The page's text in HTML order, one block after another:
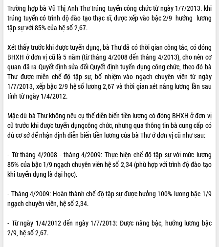
Trường hợp bà Vũ Thị Anh Thư trúng tuyển công chức từ ngày 1/7/2013. khi
trúng tuyển có trình độ đào tạo thạc sĩ, được xếp vào bậc 2/9 hưởng lương
tập sự với 85% của hệ số 2,67.
Xét thấy trước khi được tuyển dụng, bà Thư đã có thời gian công tác, có đóng
BHXH ở đơn vị cũ là 5 năm (từ tháng 4/2008 đến tháng 4/2013), cho nên cơ
quan đã ra Quyết định sửa đổi Quyết định tuyển dụng công chức, theo đó bà
Thư được miễn chế độ tập sự, bổ nhiệm vào ngạch chuyên viên từ ngày
1/7/2013, xếp bậc 2/9 hệ số lương 2,67 và thời gian xét nâng lương lần sau
tính từ ngày 1/4/2012.
Mặc dù bà Thư không nêu cụ thể diễn biến tiền lương có đóng BHXH ở đơn vị
cũ trước khi được tuyển dụngcông chức, nhưng qua thông tin bà cung cấp có
đủ cơ sở để nhận định diễn biến tiền lương của bà Thư ở đơn vị cũ như sau:
- Từ tháng 4/2008 - tháng 4/2009: Thực hiện chế độ tập sự với mức lương
85% của bậc 1/9 ngạch chuyên viên hệ số 2,34 (phù hợp với trình độ đào tạo
khi tuyển dụng là đại học).
- Tháng 4/2009: Hoàn thành chế độ tập sự được hưởng 100% lương bậc 1/9
ngạch chuyên viên, hệ số 2,34.
- Từ ngày 1/4/2012 đến ngày 1/7/2013: Được nâng bậc, hưởng lương bậc
2/9, hệ số 2,67.